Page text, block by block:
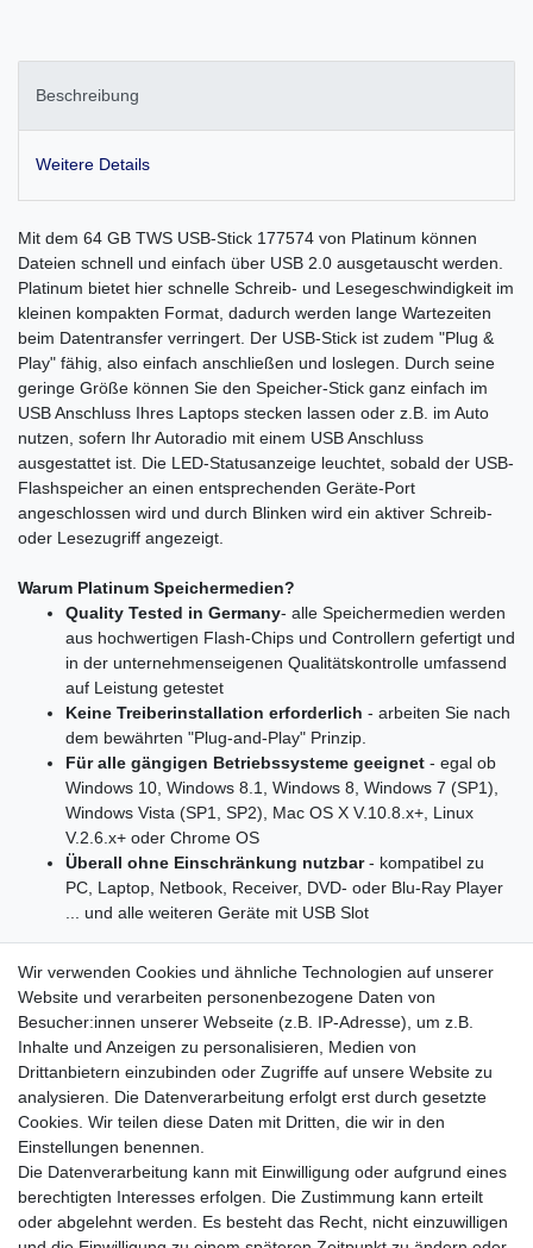
Beschreibung
Weitere Details
Mit dem 64 GB TWS USB-Stick 177574 von Platinum können
Dateien schnell und einfach über USB 2.0 ausgetauscht werden.
Platinum bietet hier schnelle Schreib- und Lesegeschwindigkeit im
kleinen kompakten Format, dadurch werden lange Wartezeiten
beim Datentransfer verringert. Der USB-Stick ist zudem "Plug &
Play" fähig, also einfach anschließen und loslegen. Durch seine
geringe Größe können Sie den Speicher-Stick ganz einfach im
USB Anschluss Ihres Laptops stecken lassen oder z.B. im Auto
nutzen, sofern Ihr Autoradio mit einem USB Anschluss
ausgestattet ist. Die LED-Statusanzeige leuchtet, sobald der USB-
Flashspeicher an einen entsprechenden Geräte-Port
angeschlossen wird und durch Blinken wird ein aktiver Schreib-
oder Lesezugriff angezeigt.
Warum Platinum Speichermedien?
Quality Tested in Germany- alle Speichermedien werden
aus hochwertigen Flash-Chips und Controllern gefertigt und
in der unternehmenseigenen Qualitätskontrolle umfassend
auf Leistung getestet
Keine Treiberinstallation erforderlich - arbeiten Sie nach
dem bewährten "Plug-and-Play" Prinzip.
Für alle gängigen Betriebssysteme geeignet - egal ob
Windows 10, Windows 8.1, Windows 8, Windows 7 (SP1),
Windows Vista (SP1, SP2), Mac OS X V.10.8.x+, Linux
V.2.6.x+ oder Chrome OS
Überall ohne Einschränkung nutzbar- kompatibel zu
PC, Laptop, Netbook, Receiver, DVD- oder Blu-Ray Player
... und alle weiteren Geräte mit USB Slot
Allgemeine Informationen:
Hersteller: SK GmbH & Co. KG
Hersteller-Artikelnummer: 177574
Marke: Platinum
Modell: TWS
Produkttyp: USB-Stick
Technische Informationen:
Speicherkapazität: 64 GB
Schnittstellen: USB 2.0
Wir verwenden Cookies und ähnliche Technologien auf unserer
Website und verarbeiten personenbezogene Daten von
Besucher:innen unserer Webseite (z.B. IP-Adresse), um z.B.
Inhalte und Anzeigen zu personalisieren, Medien von
Drittanbietern einzubinden oder Zugriffe auf unsere Website zu
analysieren. Die Datenverarbeitung erfolgt erst durch gesetzte
Cookies. Wir teilen diese Daten mit Dritten, die wir in den
Einstellungen benennen.
Die Datenverarbeitung kann mit Einwilligung oder aufgrund eines
berechtigten Interesses erfolgen. Die Zustimmung kann erteilt
oder abgelehnt werden. Es besteht das Recht, nicht einzuwilligen